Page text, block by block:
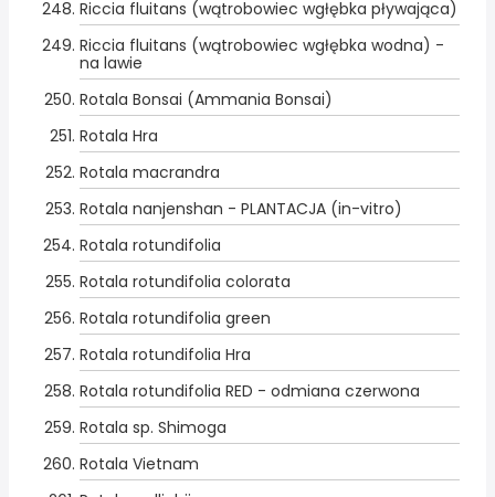
Riccia fluitans (wątrobowiec wgłębka pływająca)
Riccia fluitans (wątrobowiec wgłębka wodna) -
na lawie
Rotala Bonsai (Ammania Bonsai)
Rotala Hra
Rotala macrandra
Rotala nanjenshan - PLANTACJA (in-vitro)
Rotala rotundifolia
Rotala rotundifolia colorata
Rotala rotundifolia green
Rotala rotundifolia Hra
Rotala rotundifolia RED - odmiana czerwona
Rotala sp. Shimoga
Rotala Vietnam